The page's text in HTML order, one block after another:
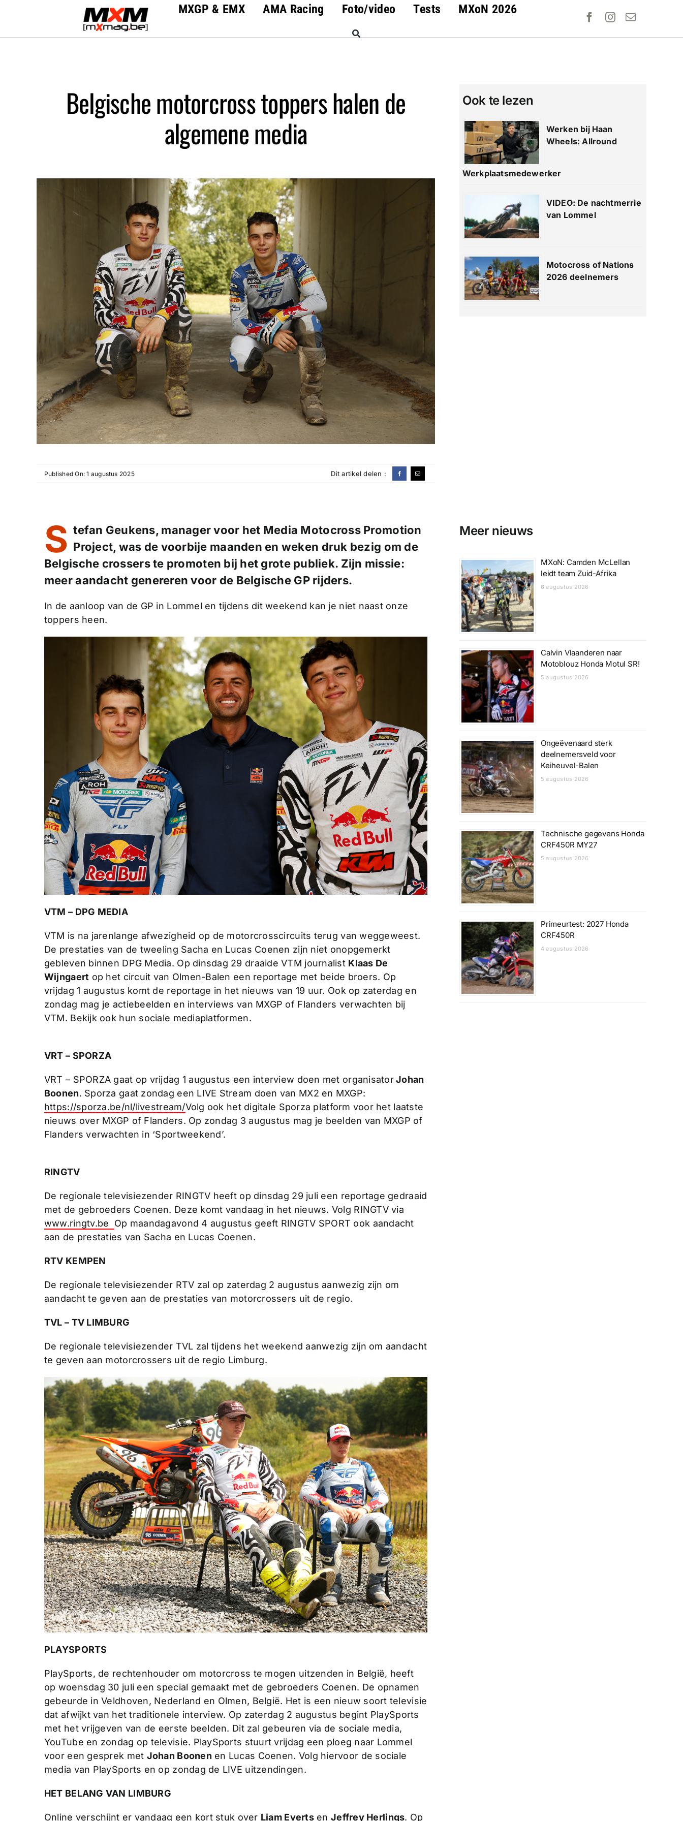
MXGP & EMX AMA Racing Foto/video Tests MXoN 2026
Belgische motorcross toppers halen de
algemene media
Ook te lezen
Werken bij Haan
Wheels: Allround
Werkplaatsmedewerker
VIDEO: De nachtmerrie
van Lommel
Motocross of Nations
2026 deelnemers
Published On: 1 augustus 2025 Dit artikel delen :
S tefan Geukens, manager voor het Media Motocross Promotion
Project, was de voorbije maanden en weken druk bezig om de
Belgische crossers te promoten bij het grote publiek. Zijn missie:
meer aandacht genereren voor de Belgische GP rijders.
In de aanloop van de GP in Lommel en tijdens dit weekend kan je niet naast onze
toppers heen.
VTM – DPG MEDIA
VTM is na jarenlange afwezigheid op de motorcrosscircuits terug van weggeweest.
De prestaties van de tweeling Sacha en Lucas Coenen zijn niet onopgemerkt
gebleven binnen DPG Media. Op dinsdag 29 draaide VTM journalist Klaas De
Wijngaert op het circuit van Olmen-Balen een reportage met beide broers. Op
vrijdag 1 augustus komt de reportage in het nieuws van 19 uur. Ook op zaterdag en
zondag mag je actiebeelden en interviews van MXGP of Flanders verwachten bij
VTM. Bekijk ook hun sociale mediaplatformen.
VRT – SPORZA
VRT – SPORZA gaat op vrijdag 1 augustus een interview doen met organisatorJohan
Boonen. Sporza gaat zondag een LIVE Stream doen van MX2 en MXGP:
https://sporza.be/nl/livestream/Volg ook het digitale Sporza platform voor het laatste
nieuws over MXGP of Flanders. Op zondag 3 augustus mag je beelden van MXGP of
Flanders verwachten in ‘Sportweekend’.
RINGTV
De regionale televisiezender RINGTV heeft op dinsdag 29 juli een reportage gedraaid
met de gebroeders Coenen. Deze komt vandaag in het nieuws. Volg RINGTV via
www.ringtv.be Op maandagavond 4 augustus geeft RINGTV SPORT ook aandacht
aan de prestaties van Sacha en Lucas Coenen.
RTV KEMPEN
De regionale televisiezender RTV zal op zaterdag 2 augustus aanwezig zijn om
aandacht te geven aan de prestaties van motorcrossers uit de regio.
TVL – TV LIMBURG
De regionale televisiezender TVL zal tijdens het weekend aanwezig zijn om aandacht
te geven aan motorcrossers uit de regio Limburg.
PLAYSPORTS
PlaySports, de rechtenhouder om motorcross te mogen uitzenden in België, heeft
op woensdag 30 juli een special gemaakt met de gebroeders Coenen. De opnamen
gebeurde in Veldhoven, Nederland en Olmen, België. Het is een nieuw soort televisie
dat afwijkt van het traditionele interview. Op zaterdag 2 augustus begint PlaySports
met het vrijgeven van de eerste beelden. Dit zal gebeuren via de sociale media,
YouTube en zondag op televisie. PlaySports stuurt vrijdag een ploeg naar Lommel
voor een gesprek met Johan Boonen en Lucas Coenen. Volg hiervoor de sociale
media van PlaySports en op zondag de LIVE uitzendingen.
HET BELANG VAN LIMBURG
Online verschijnt er vandaag een kort stuk over Liam Evertsen Jeffrey Herlings. Op
Meer nieuws
MXoN: Camden McLellan
leidt team Zuid-Afrika
6 augustus 2026
Calvin Vlaanderen naar
Motoblouz Honda Motul SR!
5 augustus 2026
Ongeëvenaard sterk
deelnemersveld voor
Keiheuvel-Balen
5 augustus 2026
Technische gegevens Honda
CRF450R MY27
5 augustus 2026
Primeurtest: 2027 Honda
CRF450R
4 augustus 2026